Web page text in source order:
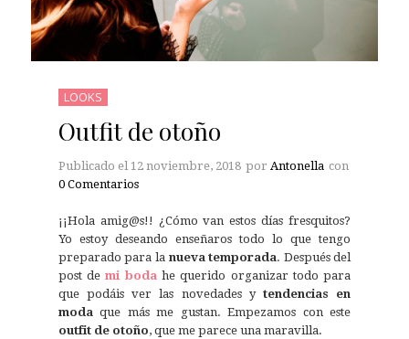
LOOKS
Outfit de otoño
Publicado el 12 noviembre, 2018 por Antonella con
0 Comentarios
¡¡Hola amig@s!! ¿Cómo van estos días fresquitos?
Yo estoy deseando enseñaros todo lo que tengo
preparado para la nueva temporada. Después del
post demi bodahe querido organizar todo para
que podáis ver las novedades ytendencias en
modaque más me gustan. Empezamos con este
outfit de otoño, que me parece una maravilla.